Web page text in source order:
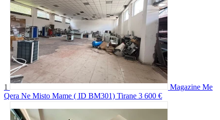
1
Magazine Me
Qera Ne Misto Mame ( ID BM301) Tirane 3 600 €